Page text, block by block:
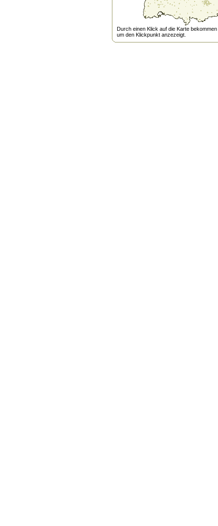
Durch einen Klick auf die Karte
um den Klickpunkt anzezeigt.